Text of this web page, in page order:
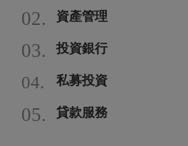
02. 資產管理
03. 投資銀行
04. 私募投資
05. 貸款服務